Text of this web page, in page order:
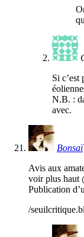
Si c’est
N.B. :
avec.
Bonsaï
Avis aux
voir plus haut
Publication
/